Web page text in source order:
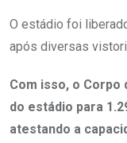
O estádio foi
após diversas
Com isso, o Corpo
do estádio para
atestando a